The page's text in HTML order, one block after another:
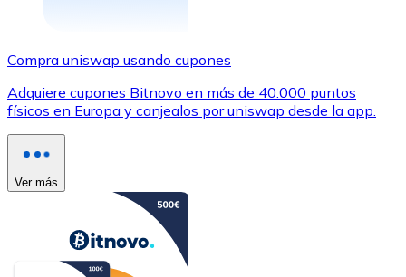
Compra uniswap usando cupones
Adquiere cupones Bitnovo en más de 40.000 puntos
físicos en Europa y canjealos por uniswap desde la app.
Ver más